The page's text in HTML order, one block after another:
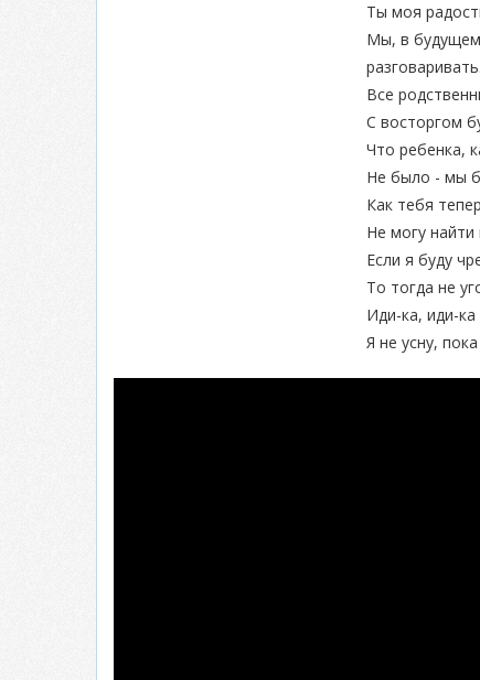
Ты моя
Мы, в
разговаривать.
Все
С восторгом
Что ребенка,
Не было - мы
Как тебя
Не могу
Если я буду
То тогда не
Иди-ка, иди-
Я не усну,